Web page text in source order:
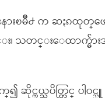
မိဳ႕ က ဆႏၵထုတ္ေဖာ္မႈ
၊ သတင္းေထာက္မ်ား
ဆိုင္ကယ္သပိတ္တြင္ ပါ